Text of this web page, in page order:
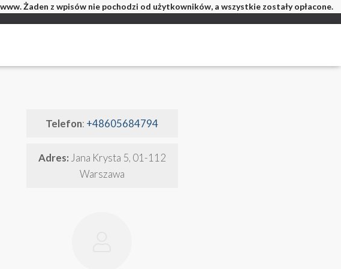
Żaden z wpisów nie pochodzi od użytkowników, a wszystkie zostały opłacone.
Telefon: +48605684794
Adres: Jana Krysta 5, 01-112
Warszawa